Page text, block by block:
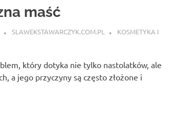
maść
SLAWEKSTAWARCZYK.COM.PL
KOSMETYKA I
który dotyka nie tylko nastolatków, ale
a jego przyczyny są często złożone i